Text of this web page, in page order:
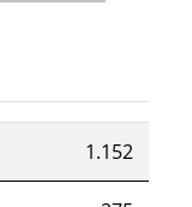
1.152